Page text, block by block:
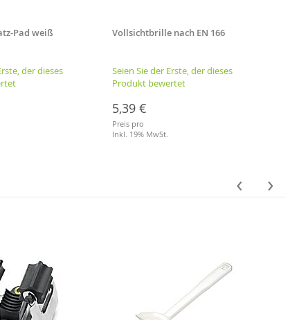
Pad weiß
der dieses
Vollsichtbrille nach EN 166
Seien Sie der Erste, der dieses
Produkt bewertet
5,39 €
Preis pro
Inkl. 19% MwSt.
‹ ›